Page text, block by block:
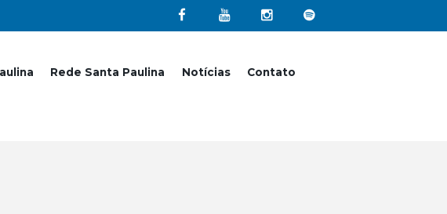
Rede Santa Paulina Notícias Contato